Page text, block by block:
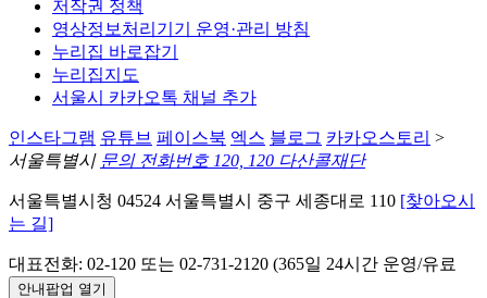
저작권 정책
영상정보처리기기 운영·관리 방침
누리집 바로잡기
누리집지도
서울시 카카오톡 채널 추가
인스타그램 유튜브 페이스북 엑스 블로그 카카오스토리 >
서울특별시 문의 전화번호 120, 120 다산콜재단
서울특별시청 04524 서울특별시 중구 세종대로 110 [찾아오시
는 길]
대표전화: 02-120 또는 02-731-2120 (365일 24시간 운영/유료
안내팝업 열기